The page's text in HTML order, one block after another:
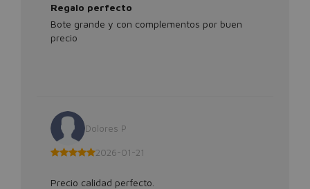
Regalo perfecto
Bote grande y con complementos por buen
precio
Dolores P
2026-01-21
Precio calidad perfecto.